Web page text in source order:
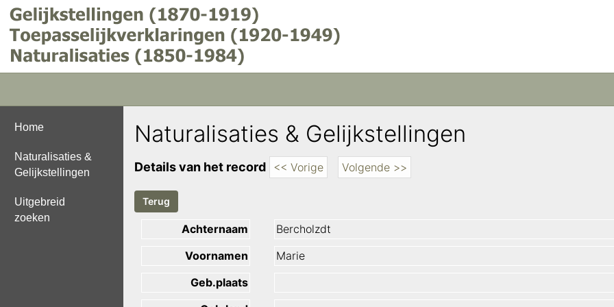
Home
Naturalisaties &
Gelijkstellingen
Uitgebreid
zoeken
Naturalisaties & Gelijkstellingen
Details van het record << Vorige Volgende >>
Achternaam
Bercholzdt
Voornamen
Marie
Geb.plaats